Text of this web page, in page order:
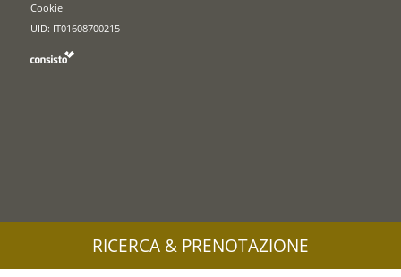
Cookie
UID: IT01608700215
RICERCA & PRENOTAZIONE